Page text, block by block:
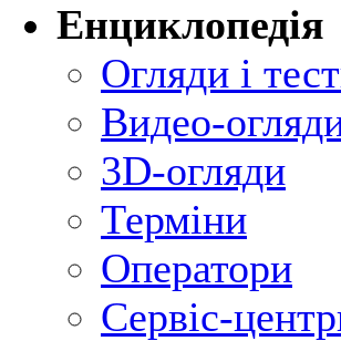
Енциклопедія
Огляди і
Видео-
3D-огляди
Терміни
Оператори
Сервіс-